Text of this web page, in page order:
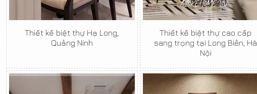
Thiết kế biệt thự Hạ Long,
Quảng Ninh
Thiết kế biệt thự cao cấp
sang trọng tại Long Biên, Hà
Nội